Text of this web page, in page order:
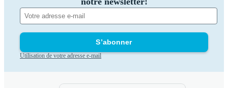
S’abonner
Utilisation de votre adresse e-mail